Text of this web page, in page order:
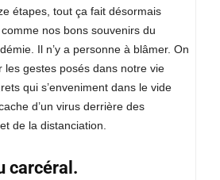
étapes, tout ça fait désormais
nos bons souvenirs du
Il n’y a personne à blâmer. On
les gestes posés dans notre vie
qui s’enveniment dans le vide
d’un virus derrière des
de la distanciation.
carcéral.